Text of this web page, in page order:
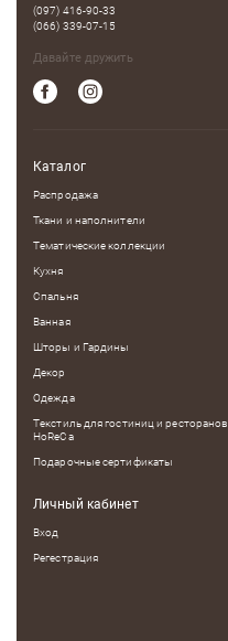
(097) 416-90-33
(066) 339-07-15
Давайте дружить
Каталог
Распродажа
Ткани и наполнители
Тематические коллекции
Кухня
Спальня
Ванная
Шторы и Гардины
Декор
Одежда
Текстиль для гостиниц и ресторанов
HoReCa
Подарочные сертификаты
Личный кабинет
Вход
Регестрация